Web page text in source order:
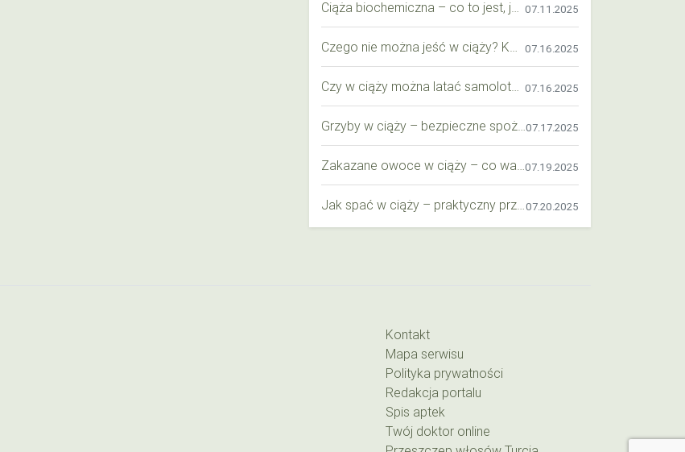
07.11.2025
07.16.2025
07.16.2025
07.17.2025
07.19.2025
07.20.2025
Kontakt
Mapa serwisu
Polityka prywatności
Redakcja portalu
Spis aptek
Twój doktor online